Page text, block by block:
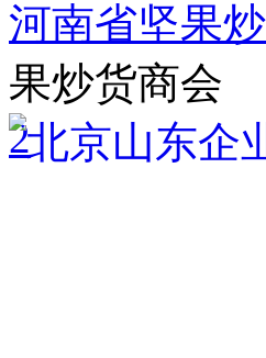
河南省坚果
果炒货商会
2